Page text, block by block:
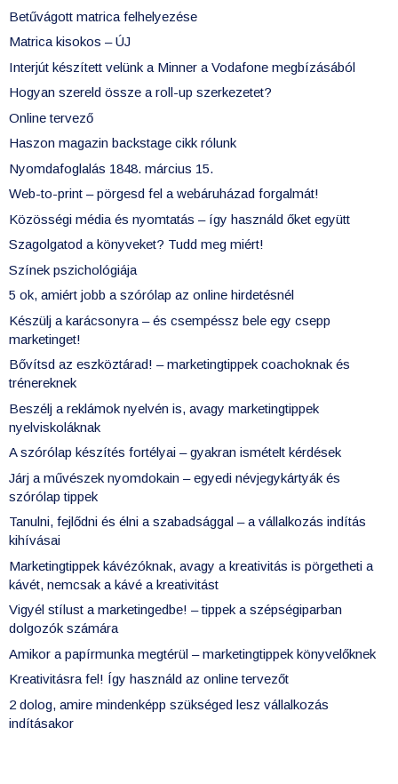
Betűvágott matrica felhelyezése
Matrica kisokos – ÚJ
Interjút készített velünk a Minner a Vodafone megbízásából
Hogyan szereld össze a roll-up szerkezetet?
Online tervező
Haszon magazin backstage cikk rólunk
Nyomdafoglalás 1848. március 15.
Web-to-print – pörgesd fel a webáruházad forgalmát!
Közösségi média és nyomtatás – így használd őket együtt
Szagolgatod a könyveket? Tudd meg miért!
Színek pszichológiája
5 ok, amiért jobb a szórólap az online hirdetésnél
Készülj a karácsonyra – és csempéssz bele egy csepp
marketinget!
Bővítsd az eszköztárad! – marketingtippek coachoknak és
trénereknek
Beszélj a reklámok nyelvén is, avagy marketingtippek
nyelviskoláknak
A szórólap készítés fortélyai – gyakran ismételt kérdések
Járj a művészek nyomdokain – egyedi névjegykártyák és
szórólap tippek
Tanulni, fejlődni és élni a szabadsággal – a vállalkozás indítás
kihívásai
Marketingtippek kávézóknak, avagy a kreativitás is pörgetheti a
kávét, nemcsak a kávé a kreativitást
Vigyél stílust a marketingedbe! – tippek a szépségiparban
dolgozók számára
Amikor a papírmunka megtérül – marketingtippek könyvelőknek
Kreativitásra fel! Így használd az online tervezőt
2 dolog, amire mindenképp szükséged lesz vállalkozás
indításakor